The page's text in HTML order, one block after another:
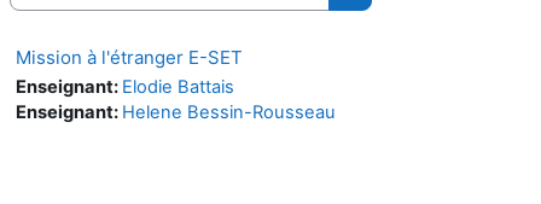
Rechercher des cours
Mission à l'étranger E-SET
Enseignant: Elodie Battais
Enseignant: Helene Bessin-Rousseau